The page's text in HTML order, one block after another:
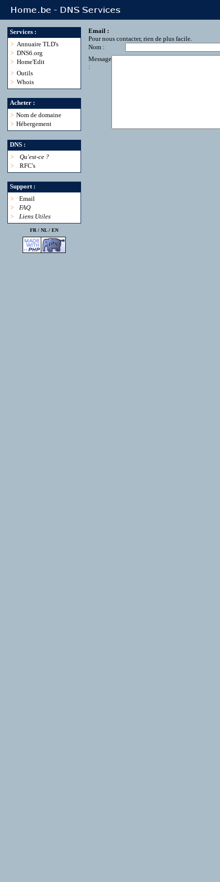
Services :
> Annuaire TLD's
> DNS6.org
> Home'Edit
> Outils
> Whois
Acheter :
> Nom de domaine
> Hébergement
DNS :
>
Qu'est-ce ?
>
RFC's
Support :
>
Email
>
FAQ
>
Liens Utiles
FR / NL/ EN
Email :
Pour nous contacter, rien de plus facile.
Nom :
Message
: